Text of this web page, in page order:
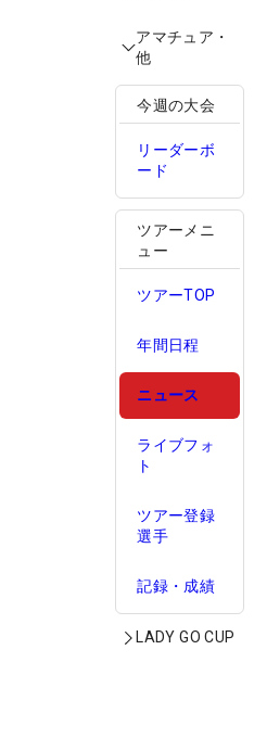
アマチュア・
他
今週の大会
リーダーボ
ード
ツアーメニ
ュー
ツアーTOP
年間日程
ニュース
ライブフォ
ト
ツアー登録
選手
記録・成績
LADY GO CUP